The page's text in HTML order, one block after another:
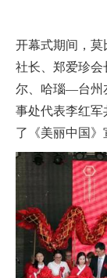
开幕式期间，莫
社长、郑爱珍会
尔、哈瑙—台州
事处代表李红
了《美丽中国》